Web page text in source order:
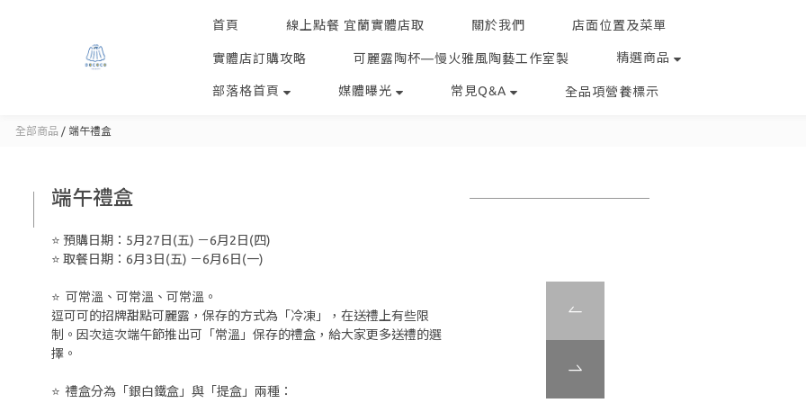
首頁 線上點餐 宜蘭實體店取 關於我們 店面位置及菜單
實體店訂購攻略 可麗露陶杯—慢火雅風陶藝工作室製 精選商品
部落格首頁 媒體曝光 常見Q&A 全品項營養標示
全部商品 / 端午禮盒
端午禮盒
⭐️ 預購日期：5月27日(五) －6月2日(四)
⭐️ 取餐日期：6月3日(五) －6月6日(一)
⭐️  可常溫、可常溫、可常溫。
逗可可的招牌甜點可麗露，保存的方式為「冷凍」，在送禮上有些限
制。因次這次端午節推出可「常溫」保存的禮盒，給大家更多送禮的選
擇。
⭐️  禮盒分為「銀白鐵盒」與「提盒」兩種：